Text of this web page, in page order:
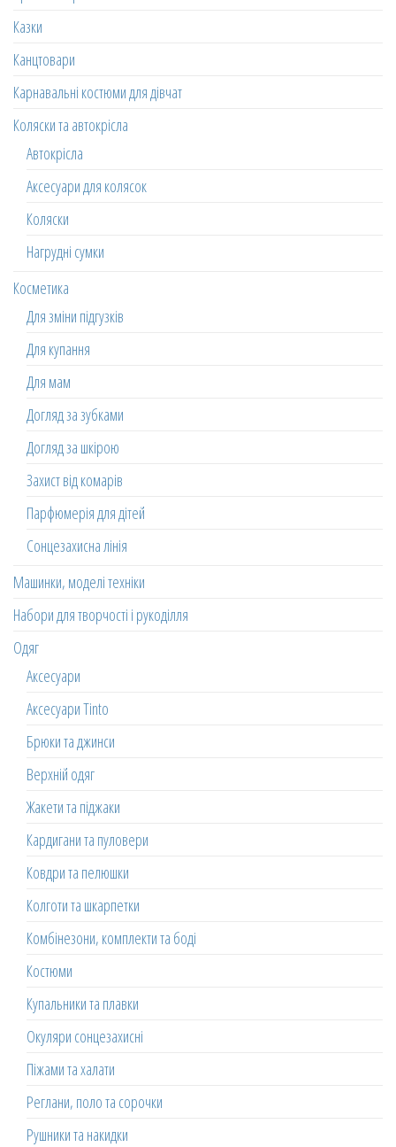
Казки
Канцтовари
Карнавальні костюми для дівчат
Коляски та автокрісла
Автокрісла
Аксесуари для колясок
Коляски
Нагрудні сумки
Косметика
Для зміни підгузків
Для купання
Для мам
Догляд за зубками
Догляд за шкірою
Захист від комарів
Парфюмерія для дітей
Сонцезахисна лінія
Машинки, моделі техніки
Набори для творчості і рукоділля
Одяг
Аксесуари
Аксесуари Tinto
Брюки та джинси
Верхній одяг
Жакети та піджаки
Кардигани та пуловери
Ковдри та пелюшки
Колготи та шкарпетки
Комбінезони, комплекти та боді
Костюми
Купальники та плавки
Окуляри сонцезахисні
Піжами та халати
Реглани, поло та сорочки
Рушники та накидки